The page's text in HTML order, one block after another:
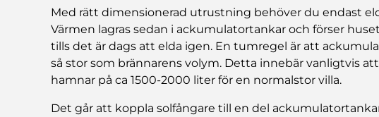
Med rätt dimensionerad utrustning behöver du endast
Värmen lagras sedan i ackumulatortankar och förser
tills det är dags att elda igen. En tumregel är att
så stor som brännarens volym. Detta innebär vanligtvis
hamnar på ca 1500-2000 liter för en normalstor villa.
Det går att koppla solfångare till en del